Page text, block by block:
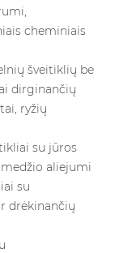
cheminiais
šveitiklių be
dirginančių
ryžių
su jūros
aliejumi
su
drėkinančių